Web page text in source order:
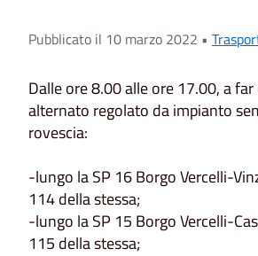
Pubblicato il 10 marzo 2022 •
Dalle ore 8.00 alle ore 17.00, a
alternato regolato da impianto
rovescia:
-lungo la SP 16 Borgo Vercelli-
114 della stessa;
-lungo la SP 15 Borgo Vercelli-
115 della stessa;